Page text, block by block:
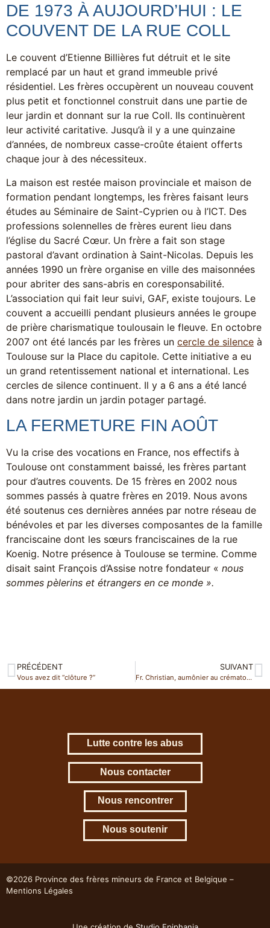
DE 1973 À AUJOURD’HUI : LE
COUVENT DE LA RUE COLL
Le couvent d’Etienne Billières fut détruit et le site
remplacé par un haut et grand immeuble privé
résidentiel. Les frères occupèrent un nouveau couvent
plus petit et fonctionnel construit dans une partie de
leur jardin et donnant sur la rue Coll. Ils continuèrent
leur activité caritative. Jusqu’à il y a une quinzaine
d’années, de nombreux casse-croûte étaient offerts
chaque jour à des nécessiteux.
La maison est restée maison provinciale et maison de
formation pendant longtemps, les frères faisant leurs
études au Séminaire de Saint-Cyprien ou à l’ICT. Des
professions solennelles de frères eurent lieu dans
l’église du Sacré Cœur. Un frère a fait son stage
pastoral d’avant ordination à Saint-Nicolas. Depuis les
années 1990 un frère organise en ville des maisonnées
pour abriter des sans-abris en coresponsabilité.
L’association qui fait leur suivi, GAF, existe toujours. Le
couvent a accueilli pendant plusieurs années le groupe
de prière charismatique toulousain le fleuve. En octobre
2007 ont été lancés par les frères un cercle de silence à
Toulouse sur la Place du capitole. Cette initiative a eu
un grand retentissement national et international. Les
cercles de silence continuent. Il y a 6 ans a été lancé
dans notre jardin un jardin potager partagé.
LA FERMETURE FIN AOÛT
Vu la crise des vocations en France, nos effectifs à
Toulouse ont constamment baissé, les frères partant
pour d’autres couvents. De 15 frères en 2002 nous
sommes passés à quatre frères en 2019. Nous avons
été soutenus ces dernières années par notre réseau de
bénévoles et par les diverses composantes de la famille
franciscaine dont les sœurs franciscaines de la rue
Koenig. Notre présence à Toulouse se termine. Comme
disait saint François d’Assise notre fondateur « nous
sommes pèlerins et étrangers en ce monde ».
PRÉCÉDENT
Vous avez dit “clôture ?”
SUIVANT
Fr. Christian, aumônier au crématorium
Lutte contre les abus
Nous contacter
Nous rencontrer
Nous soutenir
©2026 Province des frères mineurs de France et Belgique –
Mentions Légales